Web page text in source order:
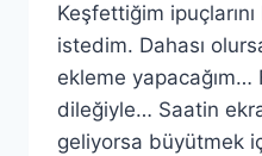
Keşfettiğim
istedim. Dahası
ekleme yapacağım…
dileğiyle… Saatin
geliyorsa büyütmek